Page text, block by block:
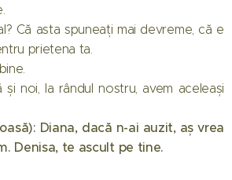
Că asta spuneați mai devreme, că e
prietena ta.
și noi, la rândul nostru, avem aceleași
Diana, dacă n-ai auzit, aș vrea
Denisa, te ascult pe tine.